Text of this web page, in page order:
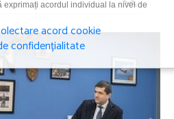
exprimați acordul individual la nivel de
acord cookie
confidențialitate